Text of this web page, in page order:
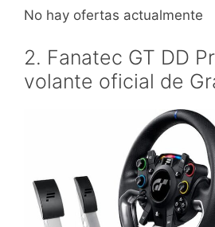
No hay ofertas actualmente
2. Fanatec GT DD
volante oficial de